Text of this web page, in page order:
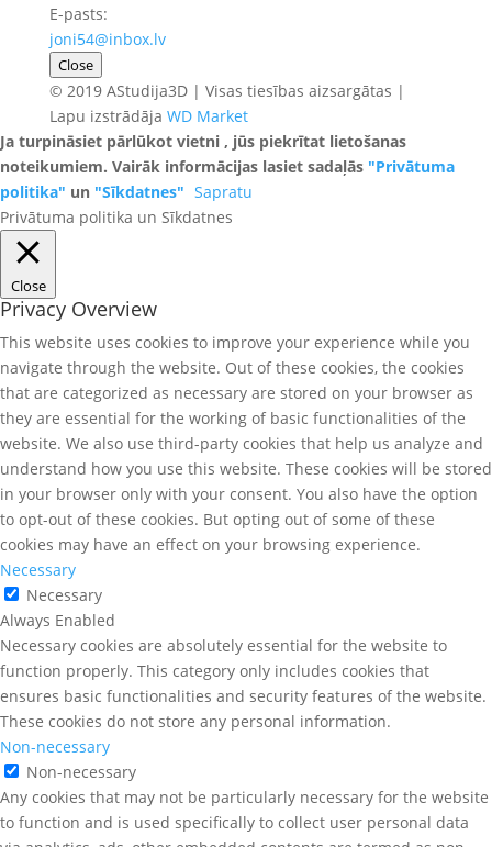
E-pasts:
joni54@inbox.lv
Close
© 2019 AStudija3D | Visas tiesības aizsargātas |
Lapu izstrādāja WD Market
Ja turpināsiet pārlūkot vietni , jūs piekrītat lietošanas
noteikumiem. Vairāk informācijas lasiet sadaļās "Privātuma
politika" un "Sīkdatnes" Sapratu
Privātuma politika un Sīkdatnes
Close
Privacy Overview
This website uses cookies to improve your experience while you
navigate through the website. Out of these cookies, the cookies
that are categorized as necessary are stored on your browser as
they are essential for the working of basic functionalities of the
website. We also use third-party cookies that help us analyze and
understand how you use this website. These cookies will be stored
in your browser only with your consent. You also have the option
to opt-out of these cookies. But opting out of some of these
cookies may have an effect on your browsing experience.
Necessary
Necessary
Always Enabled
Necessary cookies are absolutely essential for the website to
function properly. This category only includes cookies that
ensures basic functionalities and security features of the website.
These cookies do not store any personal information.
Non-necessary
Non-necessary
Any cookies that may not be particularly necessary for the website
to function and is used specifically to collect user personal data